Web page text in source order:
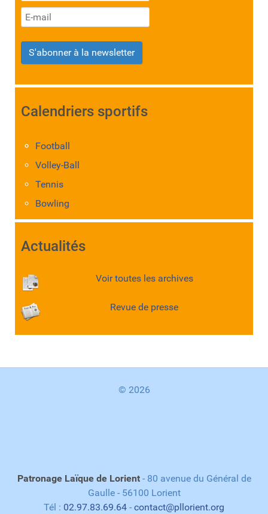
S'abonner à la newsletter
Calendriers sportifs
Football
Volley-Ball
Tennis
Bowling
Actualités
Voir toutes les archives
Revue de presse
© 2026
Patronage Laïque de Lorient - 80 avenue du Général de
Gaulle - 56100 Lorient
Tél : 02.97.83.69.64 - contact@pllorient.org